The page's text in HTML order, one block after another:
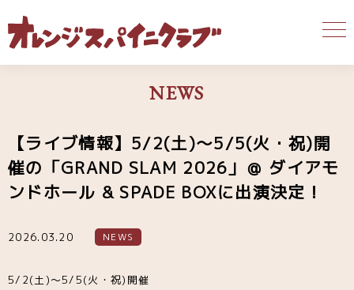
NEWS
【ライブ情報】5/2(土)〜5/5(火・祝)開
催の「GRAND SLAM 2026」＠ ダイアモ
ンドホール & SPADE BOXに出演決定！
2026.03.20 NEWS
5/2(土)〜5/5(火・祝)開催